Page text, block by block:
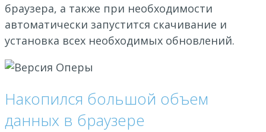
браузера, а также при необходимости
автоматически запустится скачивание и
установка всех необходимых обновлений.
Накопился большой объем
данных в браузере